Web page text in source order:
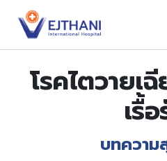
Skip to content
โรคไตวายเ
เรื้
บทความ